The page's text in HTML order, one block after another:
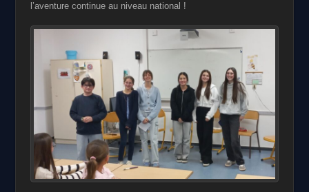
l’aventure continue au niveau national !